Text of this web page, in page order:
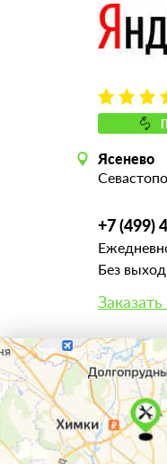
Ясенево
+7 (499)
Без